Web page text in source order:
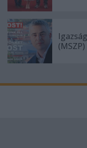
(MSZP)